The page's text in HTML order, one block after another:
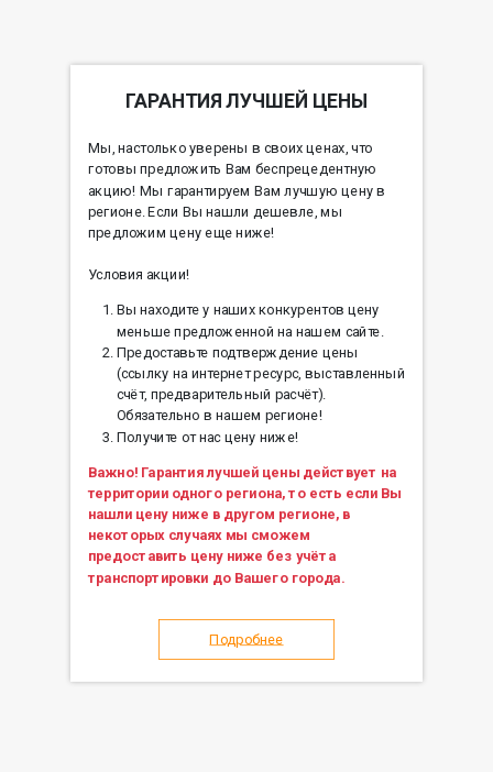
ГАРАНТИЯ ЛУЧШЕЙ ЦЕНЫ
Мы, настолько уверены в своих ценах, что
готовы предложить Вам беспрецедентную
акцию! Мы гарантируем Вам лучшую цену в
регионе. Если Вы нашли дешевле, мы
предложим цену еще ниже!
Условия акции!
Вы находите у наших конкурентов цену
меньше предложенной на нашем сайте.
Предоставьте подтверждение цены
(ссылку на интернет ресурс, выставленный
счёт, предварительный расчёт).
Обязательно в нашем регионе!
Получите от нас цену ниже!
Важно! Гарантия лучшей цены действует на
территории одного региона, то есть если Вы
нашли цену ниже в другом регионе, в
некоторых случаях мы сможем
предоставить цену ниже без учёта
транспортировки до Вашего города.
Подробнее